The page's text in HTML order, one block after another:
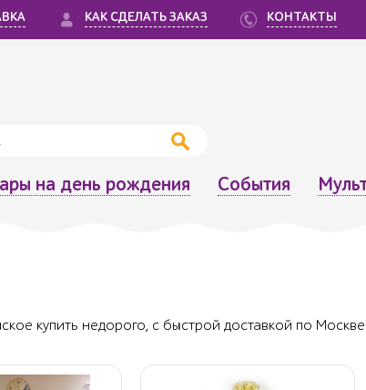
КАК СДЕЛАТЬ ЗАКАЗ КОНТАКТЫ
на день рождения События
купить недорого, с быстрой доставкой по